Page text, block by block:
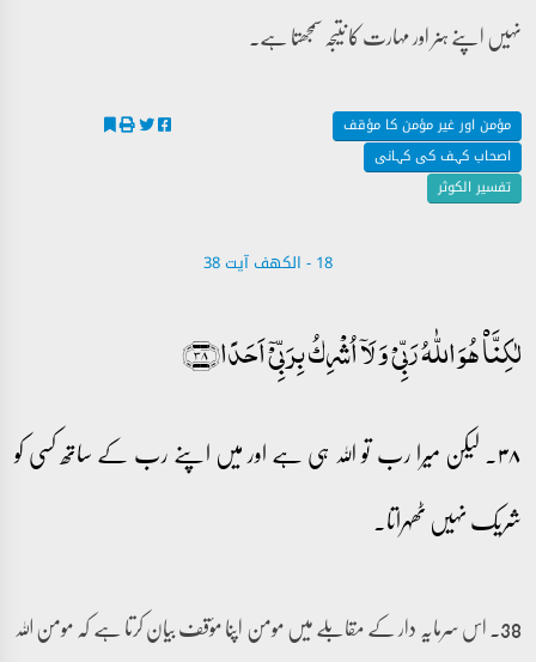
نہیں اپنے ہنر اور مہارت کا نتیجہ سمجھتا ہے۔
مؤمن اور غیر مؤمن کا مؤقف
اصحاب کہف کی کہانی
تفسیر الکوثر
18 - ‎الكهف آیت 38
لٰکِنَّا۠ ہُوَ اللّٰہُ رَبِّیۡ وَ لَاۤ اُشۡرِکُ بِرَبِّیۡۤ اَحَدًا﴿۳۸﴾
۳۸۔ لیکن میرا رب تو اللہ ہی ہے اور میں اپنے رب کے ساتھ کسی کو
شریک نہیں ٹھہراتا۔
38۔ اس سرمایہ دار کے مقابلے میں مومن اپنا مؤقف بیان کرتا ہے کہ مومن اللہ